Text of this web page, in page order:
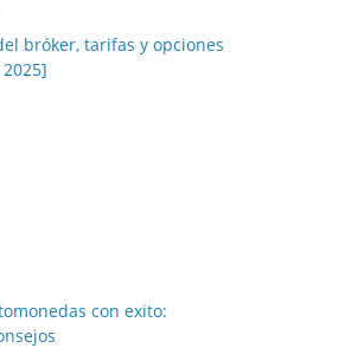
bróker, tarifas y opciones
con exito: